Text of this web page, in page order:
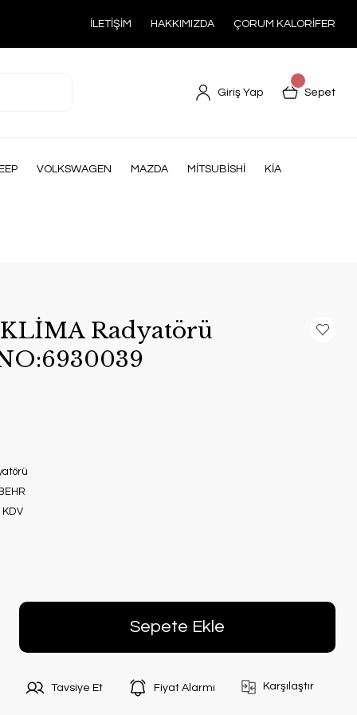
İLETİŞİM HAKKIMIZDA ÇORUM KALORİFER
Giriş Yap Sepet
VOLKSWAGEN MAZDA MİTSUBİSHİ KİA
Radyatörü
KDV
Sepete Ekle
Tavsiye Et Fiyat Alarmı Karşılaştır